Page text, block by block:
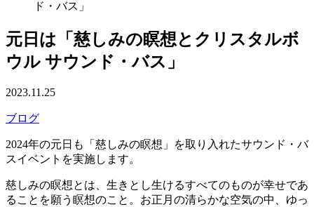
ド・バス」
元日は「慈しみの瞑想とクリスタルボ
ウル サウンド・バス」
2023.11.25
ブログ
2024年の元日も「慈しみの瞑想」を取り入れたサウンド・バ
スイベントを実施します。
慈しみの瞑想とは、生きとし生けるすべてのものが幸せであ
ることを願う瞑想のこと。お正月の清らかな空気の中、ゆっ